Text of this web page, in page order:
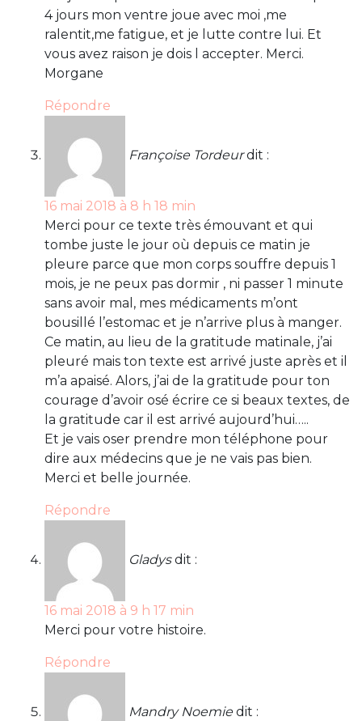
4 jours mon ventre joue avec moi ,me
ralentit,me fatigue, et je lutte contre lui. Et
vous avez raison je dois l accepter. Merci.
Morgane
Répondre
Françoise Tordeur dit :
16 mai 2018 à 8 h 18 min
Merci pour ce texte très émouvant et qui
tombe juste le jour où depuis ce matin je
pleure parce que mon corps souffre depuis 1
mois, je ne peux pas dormir , ni passer 1 minute
sans avoir mal, mes médicaments m’ont
bousillé l’estomac et je n’arrive plus à manger.
Ce matin, au lieu de la gratitude matinale, j’ai
pleuré mais ton texte est arrivé juste après et il
m’a apaisé. Alors, j’ai de la gratitude pour ton
courage d’avoir osé écrire ce si beaux textes, de
la gratitude car il est arrivé aujourd’hui…..
Et je vais oser prendre mon téléphone pour
dire aux médecins que je ne vais pas bien.
Merci et belle journée.
Répondre
Gladys dit :
16 mai 2018 à 9 h 17 min
Merci pour votre histoire.
Répondre
Mandry Noemie dit :